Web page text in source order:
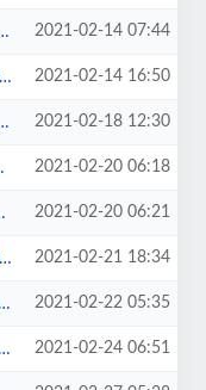
2021-02-14 07:44
2021-02-14 16:50
2021-02-18 12:30
2021-02-20 06:18
2021-02-20 06:21
2021-02-21 18:34
2021-02-22 05:35
2021-02-24 06:51